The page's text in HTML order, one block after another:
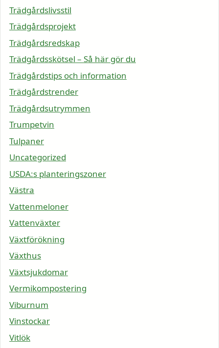
Trädgårdslivsstil
Trädgårdsprojekt
Trädgårdsredskap
Trädgårdsskötsel – Så här gör du
Trädgårdstips och information
Trädgårdstrender
Trädgårdsutrymmen
Trumpetvin
Tulpaner
Uncategorized
USDA:s planteringszoner
Västra
Vattenmeloner
Vattenväxter
Växtförökning
Växthus
Växtsjukdomar
Vermikompostering
Viburnum
Vinstockar
Vitlök